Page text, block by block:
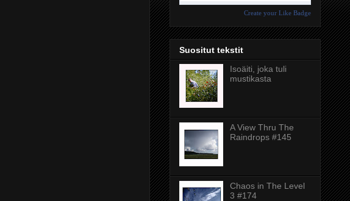
Create your Like Badge
Suositut tekstit
Isoäiti, joka tuli
mustikasta
A View Thru The
Raindrops #145
Chaos in The Level
3 #174